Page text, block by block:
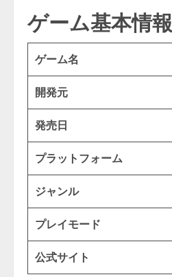
ゲーム基本情報
ゲーム名
開発元
発売日
プラットフォーム
ジャンル
プレイモード
公式サイト